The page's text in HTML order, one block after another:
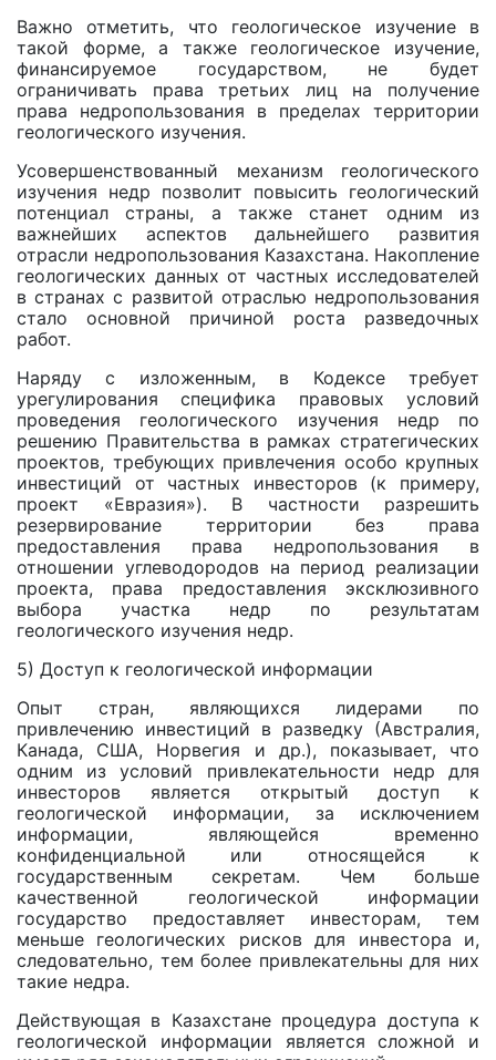
Важно отметить, что геологическое изучение в
такой форме, а также геологическое изучение,
финансируемое государством, не будет
ограничивать права третьих лиц на получение
права недропользования в пределах территории
геологического изучения.
Усовершенствованный механизм геологического
изучения недр позволит повысить геологический
потенциал страны, а также станет одним из
важнейших аспектов дальнейшего развития
отрасли недропользования Казахстана. Накопление
геологических данных от частных исследователей
в странах c развитой отраслью недропользования
стало основной причиной роста разведочных
работ.
Наряду с изложенным, в Кодексе требует
урегулирования специфика правовых условий
проведения геологического изучения недр по
решению Правительства в рамках стратегических
проектов, требующих привлечения особо крупных
инвестиций от частных инвесторов (к примеру,
проект «Евразия»). В частности разрешить
резервирование территории без права
предоставления права недропользования в
отношении углеводородов на период реализации
проекта, права предоставления эксклюзивного
выбора участка недр по результатам
геологического изучения недр.
5) Доступ к геологической информации
Опыт стран, являющихся лидерами по
привлечению инвестиций в разведку (Австралия,
Канада, США, Норвегия и др.), показывает, что
одним из условий привлекательности недр для
инвесторов является открытый доступ к
геологической информации, за исключением
информации, являющейся временно
конфиденциальной или относящейся к
государственным секретам. Чем больше
качественной геологической информации
государство предоставляет инвесторам, тем
меньше геологических рисков для инвестора и,
следовательно, тем более привлекательны для них
такие недра.
Действующая в Казахстане процедура доступа к
геологической информации является сложной и